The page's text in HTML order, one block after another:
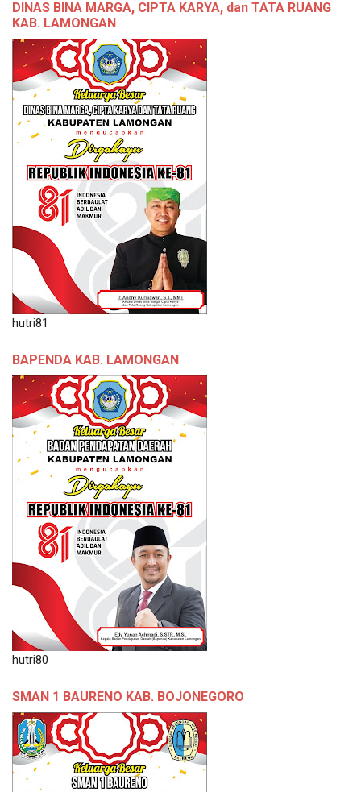
DINAS BINA MARGA, CIPTA KARYA, dan TATA RUANG
KAB. LAMONGAN
hutri81
BAPENDA KAB. LAMONGAN
hutri80
SMAN 1 BAURENO KAB. BOJONEGORO